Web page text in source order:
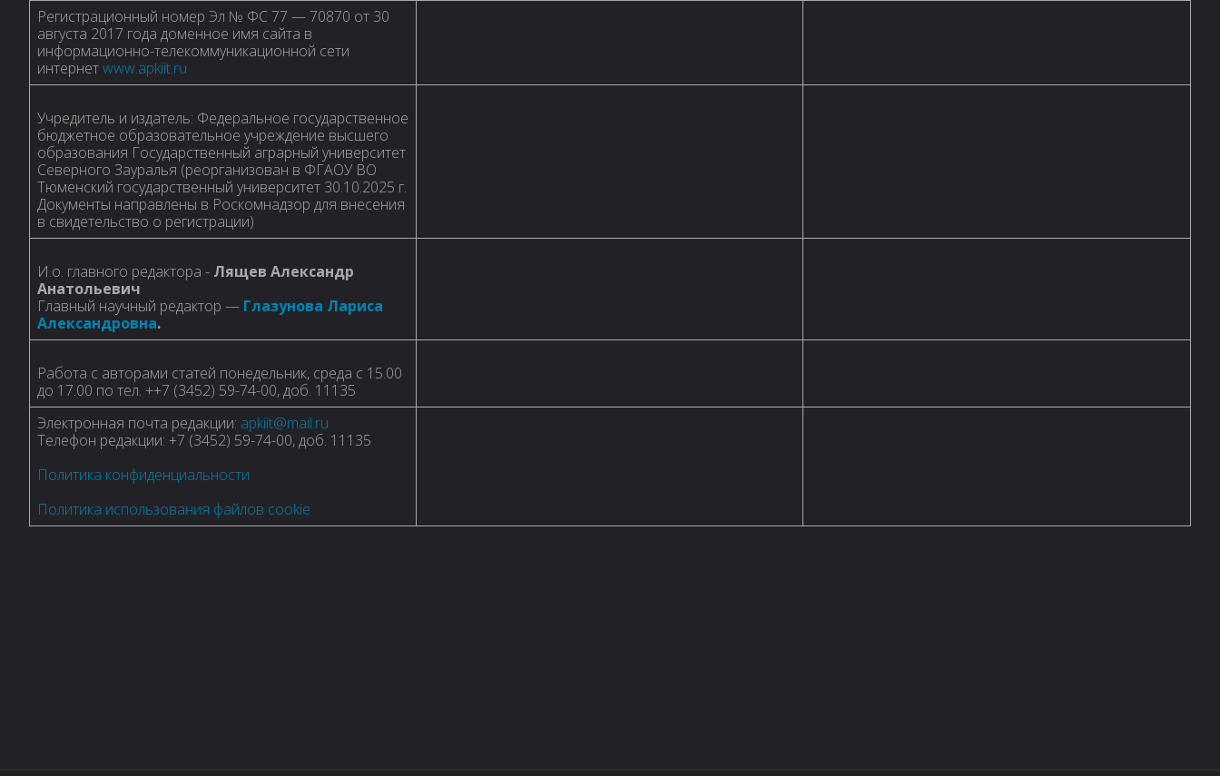
Регистрационный номер Эл № ФС 77 — 70870 от 30
августа 2017 года доменное имя сайта в
информационно-телекоммуникационной сети
интернетwww.apkiit.ru
Учредитель и издатель: Федеральное государственное
бюджетное образовательное учреждение высшего
образования Государственный аграрный университет
Северного Зауралья (реорганизован в ФГАОУ ВО
Тюменский государственный университет 30.10.2025 г.
Документы направлены в Роскомнадзор для внесения
в свидетельство о регистрации)
И.о. главного редактора - Лящев Александр
Анатольевич
Главный научный редактор — Глазунова Лариса
Александровна.
Работа с авторами статей понедельник, среда с 15.00
до 17.00 по тел. ++7 (3452) 59-74-00, доб. 11135
Электронная почта редакции: apkiit@mail.ru
Телефон редакции: +7 (3452) 59-74-00, доб. 11135
Политика конфиденциальности
Политика использования файлов cookie